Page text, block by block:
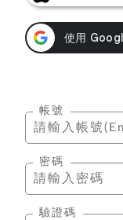
帳號
密碼
驗證碼